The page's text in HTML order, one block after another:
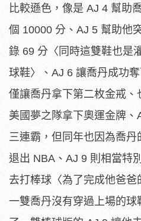
比較遜色，像是 AJ 4 幫助
個 10000 分、AJ 5 幫助他
錄 69 分〈同時這雙鞋也是
球鞋〉、AJ 6 讓喬丹成功
僅讓喬丹拿下第二枚金戒
美國夢之隊拿下奧運金牌
三連霸，但同年也因為喬
退出 NBA、AJ 9 則相當特
去打棒球〈為了完成他爸
一雙喬丹沒有穿過上場的